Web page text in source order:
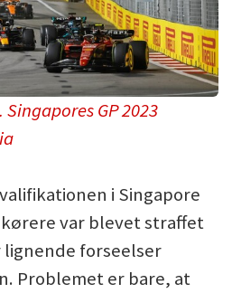
GP 2023
i Singapore
var blevet straffet
lignende forseelser
Problemet er bare, at